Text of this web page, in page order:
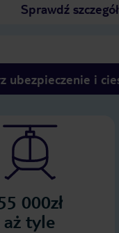
Sprawdź
ubezpieczenie i
000zł
aż tyle